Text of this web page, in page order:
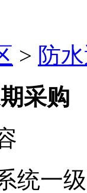
> 防
采购
统一级